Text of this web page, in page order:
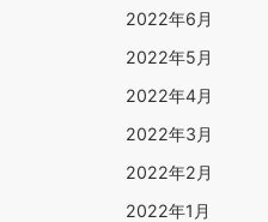
2022年6月
2022年5月
2022年4月
2022年3月
2022年2月
2022年1月